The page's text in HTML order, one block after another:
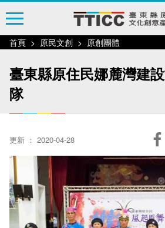
跳
到
主
要首頁 原民文創 原創團體
臺東縣原住民娜麓灣建
隊
更新 ： 2020-04-28